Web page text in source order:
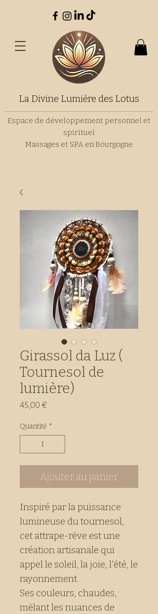
La Divine Lumière des Lotus
Espace de développement personnel et
spirituel
Massages et SPA en Bourgogne
Girassol da Luz (
Tournesol de
lumière)
45,00 €
Quantité *
Ajouter au panier
Inspiré par la puissance
lumineuse du tournesol,
cet attrape-rêve est une
création artisanale qui
appel le soleil, la joie, l'été, le
rayonnement.
Ses couleurs, chaudes,
mêlant les nuances de